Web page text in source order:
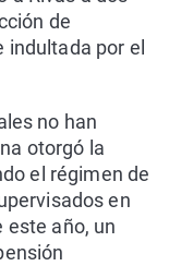
de
por el
no han
otorgó la
el régimen de
en
este año, un